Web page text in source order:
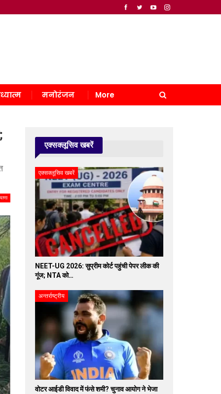
मनोरंजन More
एक्सक्लूसिव खबरें
एक्सक्लूसिव खबरें
NEET-UG 2026: सुप्रीम कोर्ट पहुंची पेपर लीक की
गूंज; NTA को…
अन्तर्राष्ट्रीय
वोटर आईडी विवाद में फंसे शमी? चुनाव आयोग ने भेजा